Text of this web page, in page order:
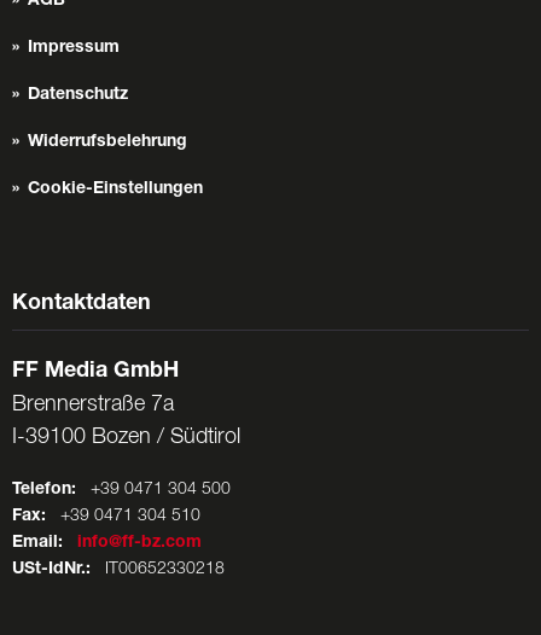
Impressum
Datenschutz
Widerrufsbelehrung
Cookie-Einstellungen
Kontaktdaten
FF Media GmbH
Brennerstraße 7a
I-39100 Bozen / Südtirol
Telefon: +39 0471 304 500
Fax: +39 0471 304 510
Email:
info@ff-bz.com
USt-IdNr.: IT00652330218